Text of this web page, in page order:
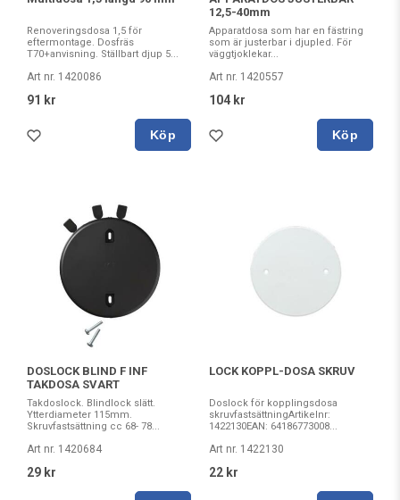
Renoveringsdosa 1,5 för
eftermontage. Dosfräs
T70+anvisning. Ställbart djup 5...
Art nr. 1420086
91 kr
Köp
12,5-40mm
Apparatdosa som har en fästring
som är justerbar i djupled. För
väggtjoklekar...
Art nr. 1420557
104 kr
Köp
DOSLOCK BLIND F INF
TAKDOSA SVART
Takdoslock. Blindlock slätt.
Ytterdiameter 115mm.
Skruvfastsättning cc 68- 78...
Art nr. 1420684
29 kr
LOCK KOPPL-DOSA SKRUV
Doslock för kopplingsdosa
skruvfastsättningArtikelnr:
1422130EAN: 64186773008...
Art nr. 1422130
22 kr